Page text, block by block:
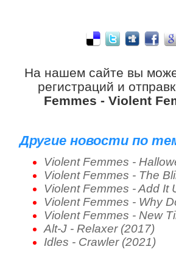
На нашем сайте вы
регистраций и
Femmes - Violent
Другие новости по
Violent Femmes -
Violent Femmes - The
Violent Femmes - Add It
Violent Femmes - Why
Violent Femmes - New
Alt-J - Relaxer (2017)
Idles - Crawler (2021)